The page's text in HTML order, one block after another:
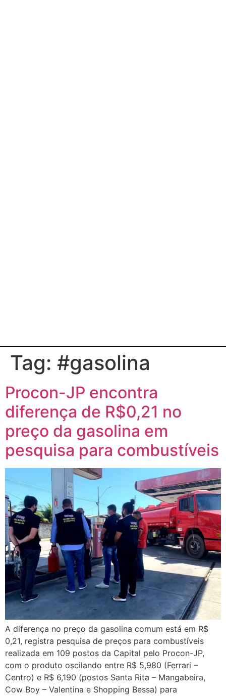
Tag: #gasolina
Procon-JP encontra
diferença de R$0,21 no
preço da gasolina em
pesquisa para combustíveis
A diferença no preço da gasolina comum está em R$
0,21, registra pesquisa de preços para combustíveis
realizada em 109 postos da Capital pelo Procon-JP,
com o produto oscilando entre R$ 5,980 (Ferrari –
Centro) e R$ 6,190 (postos Santa Rita – Mangabeira,
Cow Boy – Valentina e Shopping Bessa) para